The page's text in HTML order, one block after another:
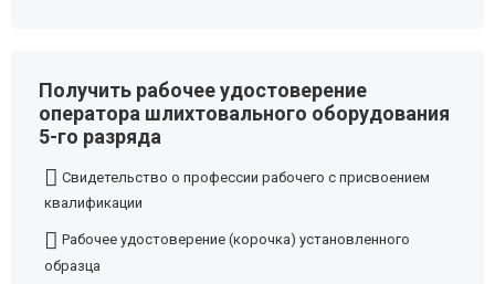
Получить рабочее удостоверение
оператора шлихтовального оборудования
5-го разряда
Свидетельство о профессии рабочего с присвоением
квалификации
Рабочее удостоверение (корочка) установленного
образца